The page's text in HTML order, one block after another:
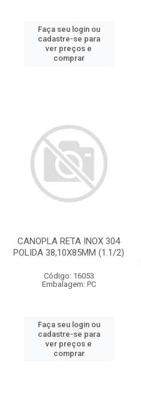
Faça seu login ou
cadastre-se para
ver preços e
comprar
CANOPLA RETA INOX 304
POLIDA 38,10X85MM (1.1/2)
Código: 16053
Embalagem: PC
Faça seu login ou
cadastre-se para
ver preços e
comprar